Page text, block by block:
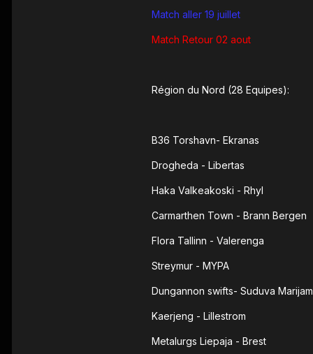
Match aller 19 juillet
Match Retour 02 aout
Région du Nord (28 Equipes):
B36 Torshavn- Ekranas
Drogheda - Libertas
Haka Valkeakoski - Rhyl
Carmarthen Town - Brann Bergen
Flora Tallinn - Valerenga
Streymur - MYPA
Dungannon swifts- Suduva
Kaerjeng - Lillestrom
Metalurgs Liepaja - Brest